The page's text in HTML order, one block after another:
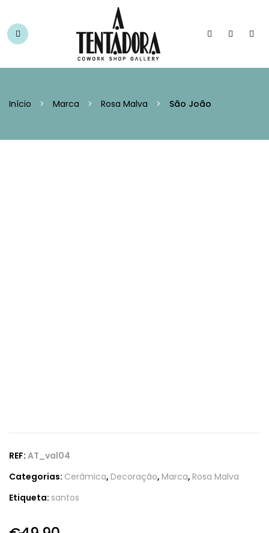
Início > Marca > Rosa Malva > São João
REF: AT_val04
Categorias: Cerâmica, Decoração, Marca, Rosa Malva
Etiqueta: santos